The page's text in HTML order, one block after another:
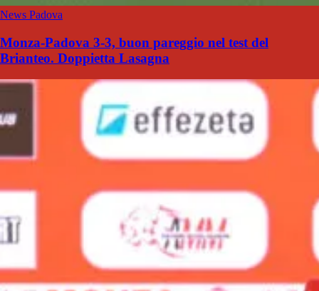
News Padova
Monza-Padova 3-3, buon pareggio nel test del
Brianteo. Doppietta Lasagna